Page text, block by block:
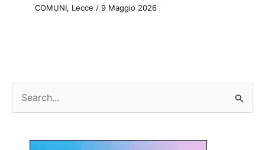
COMUNI, Lecce / 9 Maggio 2026